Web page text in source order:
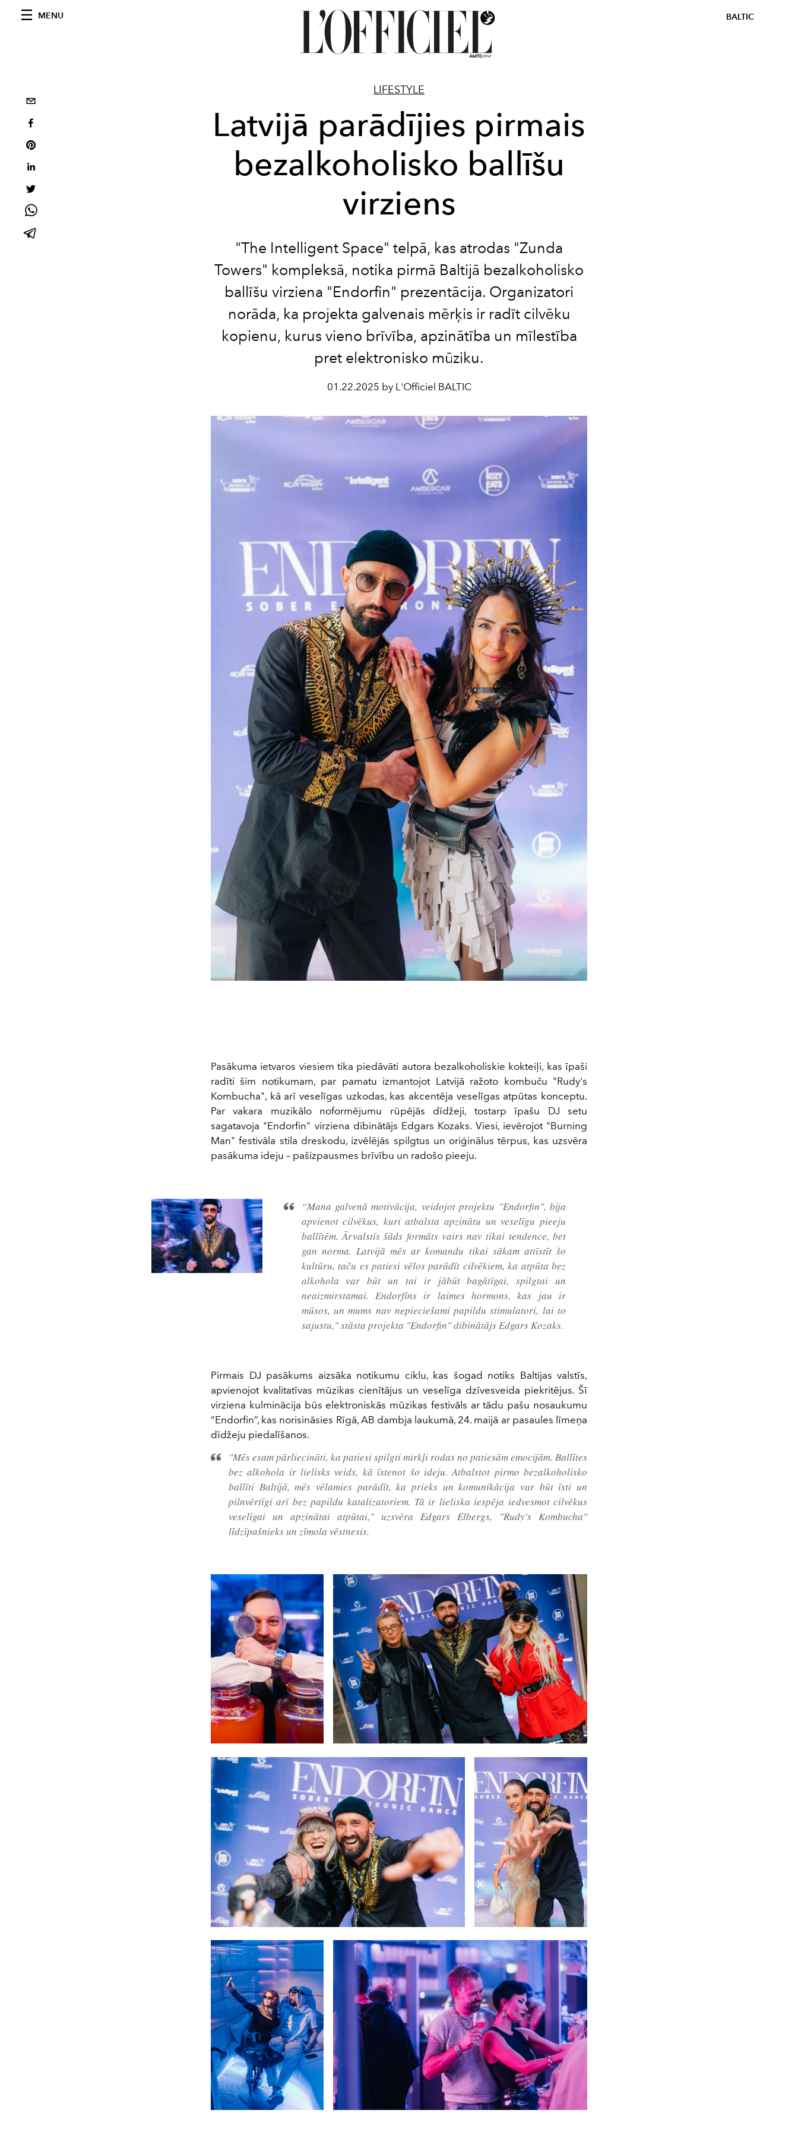
MENU BALTIC
LIFESTYLE
Latvijā parādījies pirmais
bezalkoholisko ballīšu
virziens
"The Intelligent Space" telpā, kas atrodas "Zunda
Towers" kompleksā, notika pirmā Baltijā bezalkoholisko
ballīšu virziena "Endorfin" prezentācija. Organizatori
norāda, ka projekta galvenais mērķis ir radīt cilvēku
kopienu, kurus vieno brīvība, apzinātība un mīlestība
pret elektronisko mūziku.
01.22.2025 by L'Officiel BALTIC
Pasākuma ietvaros viesiem tika piedāvāti autora bezalkoholiskie kokteiļi, kas īpaši
radīti šim notikumam, par pamatu izmantojot Latvijā ražoto kombuču "Rudy's
Kombucha", kā arī veselīgas uzkodas, kas akcentēja veselīgas atpūtas konceptu.
Par vakara muzikālo noformējumu rūpējās dīdžeji, tostarp īpašu DJ setu
sagatavoja "Endorfin" virziena dibinātājs Edgars Kozaks. Viesi, ievērojot "Burning
Man" festivāla stila dreskodu, izvēlējās spilgtus un oriģinālus tērpus, kas uzsvēra
pasākuma ideju – pašizpausmes brīvību un radošo pieeju.
“Mana galvenā motivācija, veidojot projektu "Endorfin", bija
apvienot cilvēkus, kuri atbalsta apzinātu un veselīgu pieeju
ballītēm. Ārvalstīs šāds formāts vairs nav tikai tendence, bet
gan norma. Latvijā mēs ar komandu tikai sākam attīstīt šo
kultūru, taču es patiesi vēlos parādīt cilvēkiem, ka atpūta bez
alkohola var būt un tai ir jābūt bagātīgai, spilgtai un
neaizmirstamai. Endorfīns ir laimes hormons, kas jau ir
mūsos, un mums nav nepieciešami papildu stimulatori, lai to
sajustu," stāsta projekta "Endorfin" dibinātājs Edgars Kozaks.
Pirmais DJ pasākums aizsāka notikumu ciklu, kas šogad notiks Baltijas valstīs,
apvienojot kvalitatīvas mūzikas cienītājus un veselīga dzīvesveida piekritējus. Šī
virziena kulminācija būs elektroniskās mūzikas festivāls ar tādu pašu nosaukumu
“Endorfin”, kas norisināsies Rīgā, AB dambja laukumā, 24. maijā ar pasaules līmeņa
dīdžeju piedalīšanos.
"Mēs esam pārliecināti, ka patiesi spilgti mirkļi rodas no patiesām emocijām. Ballītes
bez alkohola ir lielisks veids, kā īstenot šo ideju. Atbalstot pirmo bezalkoholisko
ballīti Baltijā, mēs vēlamies parādīt, ka prieks un komunikācija var būt īsti un
pilnvērtīgi arī bez papildu katalizatoriem. Tā ir lieliska iespēja iedvesmot cilvēkus
veselīgai un apzinātai atpūtai," uzsvēra Edgars Elbergs, "Rudy's Kombucha"
līdzīpašnieks un zīmola vēstnesis.